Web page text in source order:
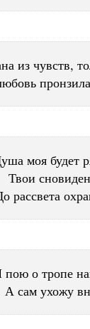
из чувств,
моя будет
Твои
рассвета
пою о тропе
А сам ухожу